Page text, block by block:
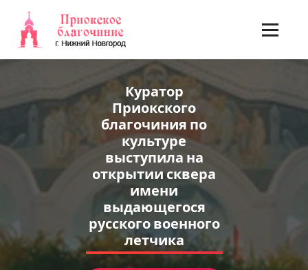
содержимому
Куратор
Приокского
благочиния по
культуре
выступила на
открытии сквера
имени
выдающегося
русского военного
летчика